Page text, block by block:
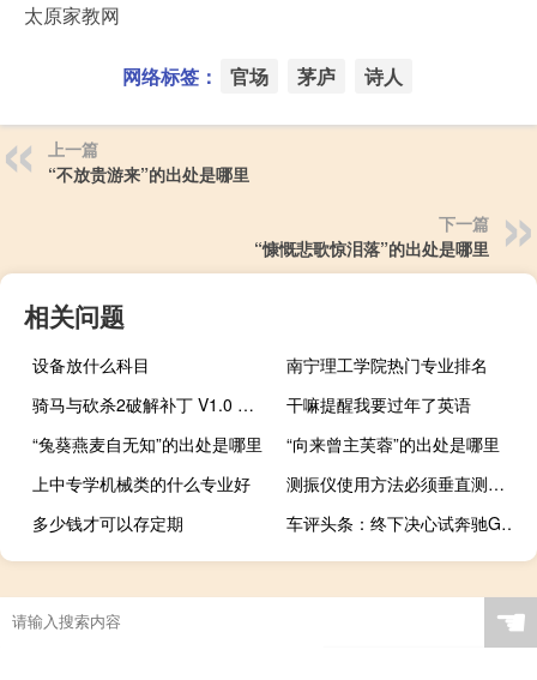
太原家教网
网络标签： 官场 茅庐 诗人
上一篇
“不放贵游来”的出处是哪里
下一篇
“慷慨悲歌惊泪落”的出处是哪里
相关问题
设备放什么科目
南宁理工学院热门专业排名
骑马与砍杀2破解补丁 V1.0 免费版（骑马与砍杀2破解补丁 V1.0 免费版功能简介）
干嘛提醒我要过年了英语
“兔葵燕麦自无知”的出处是哪里
“向来曾主芙蓉”的出处是哪里
上中专学机械类的什么专业好
测振仪使用方法必须垂直测振吗（测振仪使用方法）
多少钱才可以存定期
车评头条：终下决心试奔驰G350 充满争议/但并不鸡肋
☚